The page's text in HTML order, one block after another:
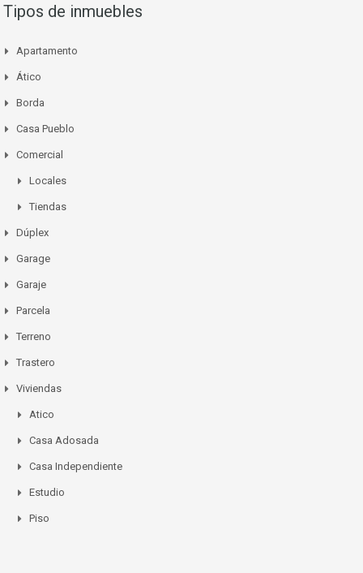
Tipos de inmuebles
Apartamento
Ático
Borda
Casa Pueblo
Comercial
Locales
Tiendas
Dúplex
Garage
Garaje
Parcela
Terreno
Trastero
Viviendas
Atico
Casa Adosada
Casa Independiente
Estudio
Piso